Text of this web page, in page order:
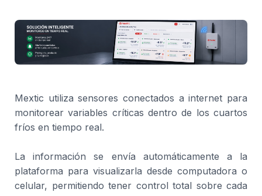
Mextic utiliza sensores conectados a internet para
monitorear variables críticas dentro de los cuartos
fríos en tiempo real.
La información se envía automáticamente a la
plataforma para visualizarla desde computadora o
celular, permitiendo tener control total sobre cada